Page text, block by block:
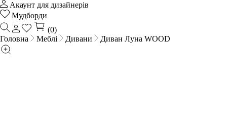
Акаунт для дизайнерів
Мудборди
(0)
Головна
Меблі Дивани Диван Луна WOOD